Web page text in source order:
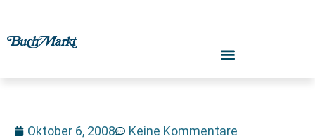
Oktober 6, 2008 Keine Kommentare